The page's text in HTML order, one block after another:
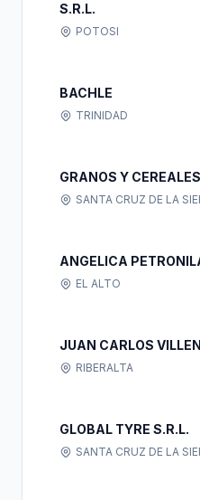
S.R.L.
POTOSI
BACHLE
TRINIDAD
GRANOS Y
SANTA CRUZ DE LA
ANGELICA
EL ALTO
JUAN CARLOS
RIBERALTA
GLOBAL TYRE S.R.L.
SANTA CRUZ DE LA